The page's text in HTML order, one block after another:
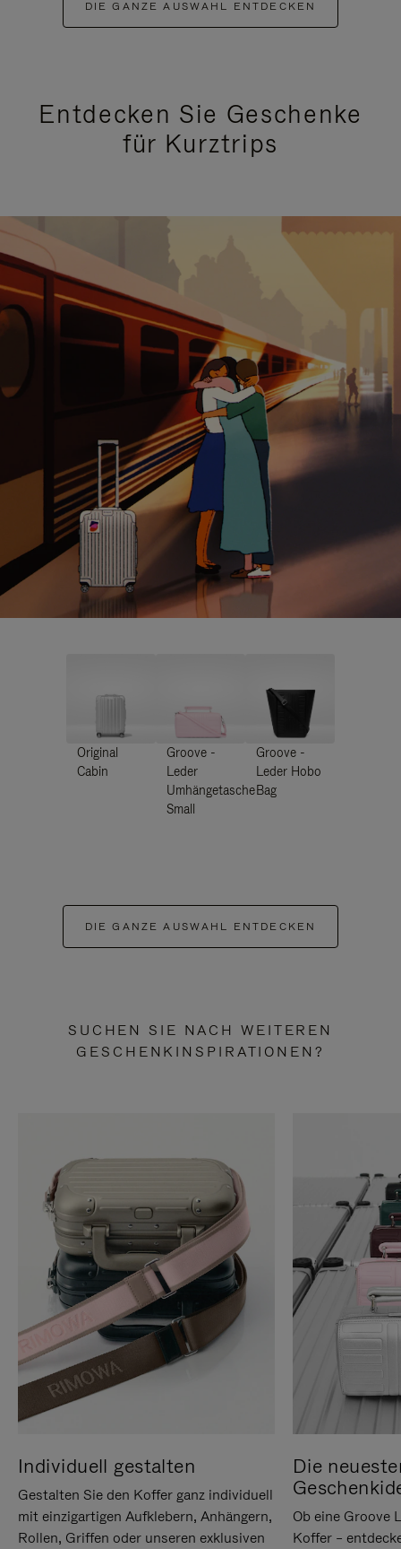
DIE GANZE AUSWAHL ENTDECKEN
Entdecken Sie Geschenke
für Kurztrips
Original
Cabin
Groove -
Leder
Umhängetasche
Small
Groove -
Leder Hobo
Bag
DIE GANZE AUSWAHL ENTDECKEN
SUCHEN SIE NACH WEITEREN
GESCHENKINSPIRATIONEN?
Individuell gestalten
Gestalten Sie den Koffer ganz individuell
mit einzigartigen Aufklebern, Anhängern,
Rollen, Griffen oder unseren exklusiven
Die
Ob eine Groove
Koffer –